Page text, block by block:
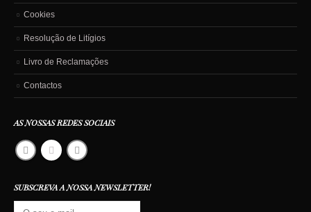
Cookies
Resolução de Litígios
Livro de Reclamações
Contactos
AS NOSSAS REDES SOCIAIS
SUBSCREVA A NOSSA NEWSLETTER!